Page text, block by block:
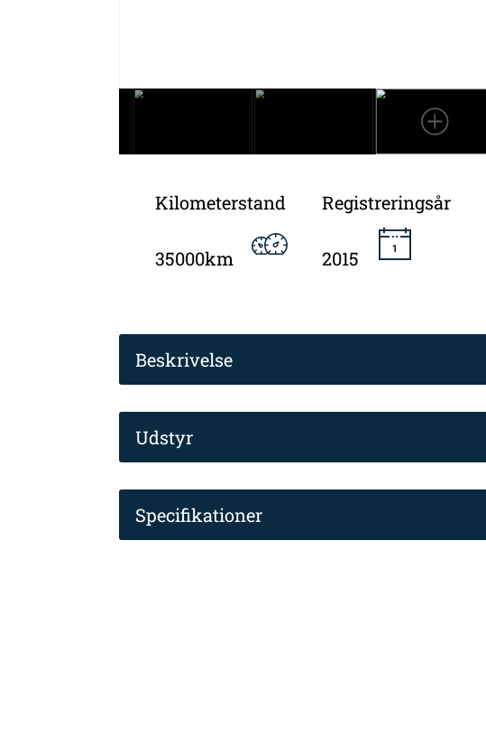
Kilometerstand
35000km
Registreringsår
2015
Beskrivelse
Udstyr
Specifikationer